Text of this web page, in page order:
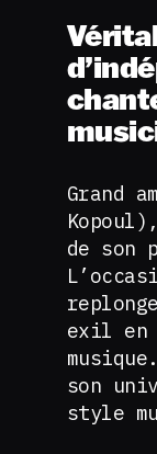
Grand
Kopoul),
de son
exil en
son
style